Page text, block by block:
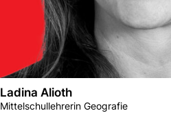
Ladina Alioth
Mittelschullehrerin Geografie